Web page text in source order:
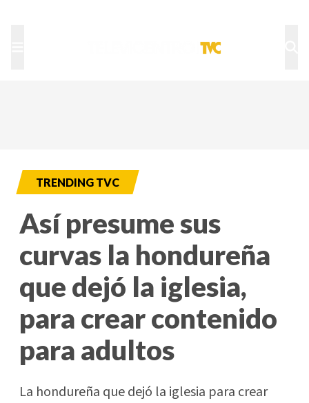
TRENDING TVC
Así presume sus
curvas la hondureña
que dejó la iglesia,
para crear contenido
para adultos
La hondureña que dejó la iglesia para crear